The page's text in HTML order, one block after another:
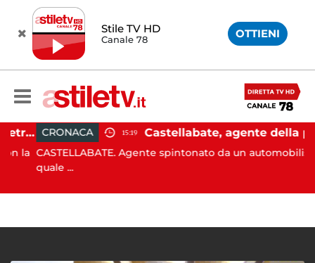
Stile TV HD
Canale 78 OTTIENI
Castellabate, barca di 12 metri resta incastrata sugli scogli: salvate 9 persone
la
CRONACA 15:19 Castellabate, agente della polizia locale aggredito per una multa: turista denunciato
CASTELLABATE. Agente spintonato da un automobilista al
quale ...